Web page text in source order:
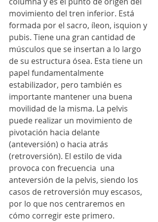
movimiento del tren inferior. Está
formada por el sacro, íleon, isquion y
pubis. Tiene una gran cantidad de
músculos que se insertan a lo largo
de su estructura ósea. Esta tiene un
papel fundamentalmente
estabilizador, pero también es
importante mantener una buena
movilidad de la misma. La pelvis
puede realizar un movimiento de
pivotación hacia delante
(anteversión) o hacia atrás
(retroversión). El estilo de vida
provoca con frecuencia  una
anteversión de la pelvis, siendo los
casos de retroversión muy escasos,
por lo que nos centraremos en
cómo corregir este primero.